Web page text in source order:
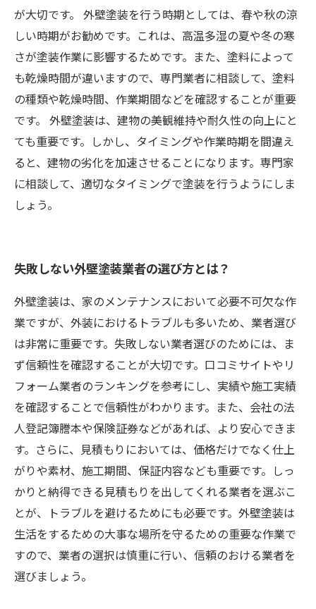
が大切です。 外壁塗装を行う時期としては、春や秋の涼
しい時期がお勧めです。これは、高温多湿の夏や冬の寒
さが塗装作業に影響するためです。また、塗料によって
も乾燥時間が違いますので、専門業者に相談して、塗料
の種類や乾燥時間、作業期間などを確認することが重要
です。 外壁塗装は、建物の美観維持や耐久性の向上にと
ても重要です。しかし、タイミングや作業時期を間違え
ると、建物の劣化を加速させることになります。専門家
に相談して、適切なタイミングで塗装を行うようにしま
しょう。
失敗しない外壁塗装業者の選び方とは？
外壁塗装は、家のメンテナンスにおいて必要不可欠な作
業ですが、外装におけるトラブルも多いため、業者選び
は非常に重要です。失敗しない業者選びのためには、ま
ず信頼性を確認することが大切です。口コミサイトやリ
フォーム業者のランキングを参考にし、実績や施工実績
を確認することで信頼性がわかります。また、会社の法
人登記簿謄本や保険証券などがあれば、より安心できま
す。さらに、見積もりにおいては、価格だけでなく仕上
がりや素材、施工期間、保証内容なども重要です。しっ
かりと納得できる見積もりを出してくれる業者を選ぶこ
とが、トラブルを避けるためにも必要です。外壁塗装は
生活をするための大事な場所を守るための重要な作業で
すので、業者の選択は慎重に行い、信頼のおける業者を
選びましょう。